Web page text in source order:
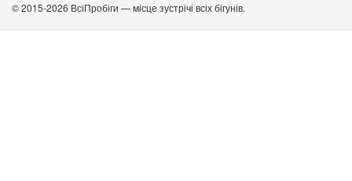
© 2015-2026 ВсіПробіги — місце зустрічі всіх бігунів.